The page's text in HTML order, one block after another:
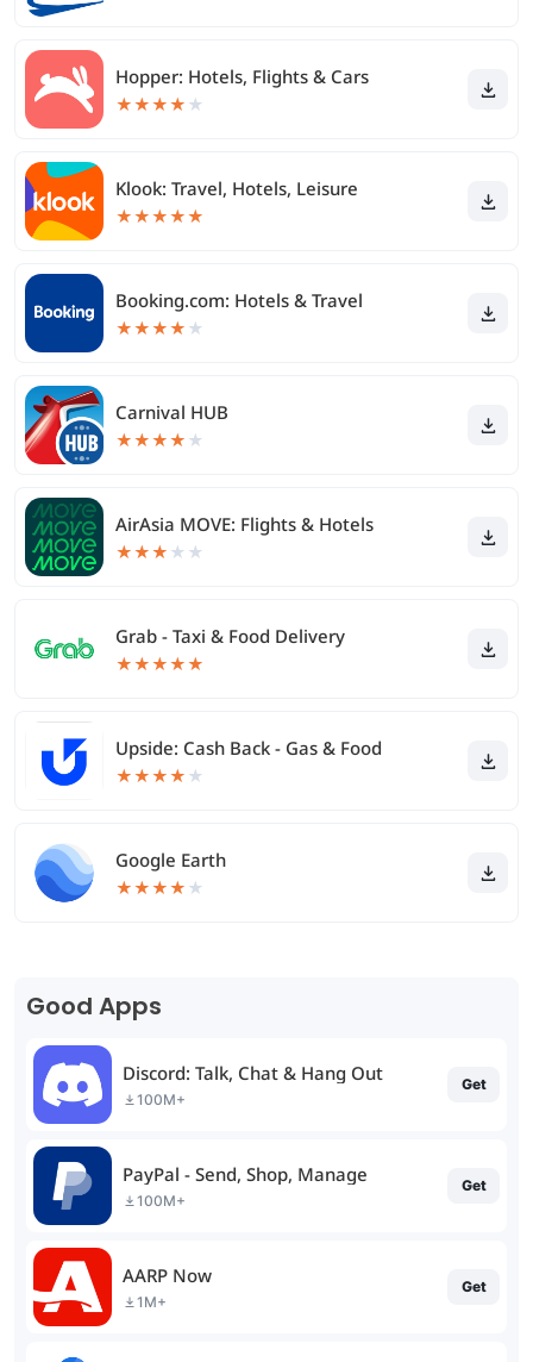
Hopper: Hotels, Flights & Cars
★★★★ ★
Klook: Travel, Hotels, Leisure
★★★★★
Booking.com: Hotels & Travel
★★★★ ★
Carnival HUB
★★★★ ★
AirAsia MOVE: Flights & Hotels
★★★ ★ ★
Grab - Taxi & Food Delivery
★★★★★
Upside: Cash Back - Gas & Food
★★★★ ★
Google Earth
★★★★ ★
Good Apps
Discord: Talk, Chat & Hang Out
100M+
Get
PayPal - Send, Shop, Manage
100M+
Get
AARP Now
1M+
Get